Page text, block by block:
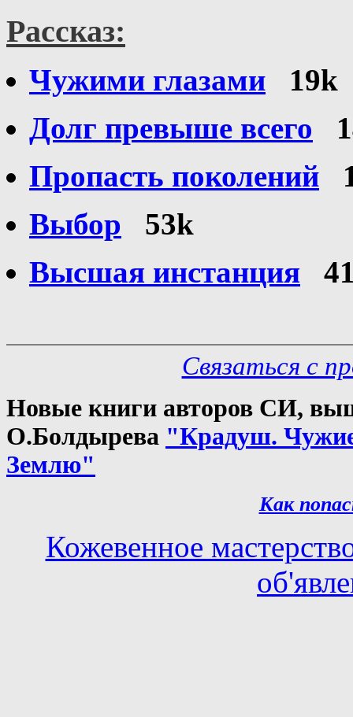
Рассказ:
Чужими глазами
19k
Долг превыше всего
Пропасть поколений
Выбор
53k
Высшая инстанция
Связаться с
Новые книги авторов СИ,
О.Болдырева "Крадуш.
Землю"
Как
Кожевенное